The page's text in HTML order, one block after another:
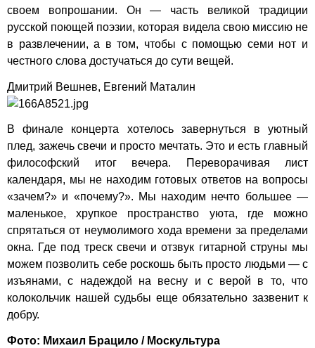
своем вопрошании. Он — часть великой традиции
русской поющей поэзии, которая видела свою миссию не
в развлечении, а в том, чтобы с помощью семи нот и
честного слова достучаться до сути вещей.
Дмитрий Вешнев, Евгений Маталин
В финале концерта хотелось завернуться в уютный
плед, зажечь свечи и просто мечтать. Это и есть главный
философский итог вечера. Переворачивая лист
календаря, мы не находим готовых ответов на вопросы
«зачем?» и «почему?». Мы находим нечто большее —
маленькое, хрупкое пространство уюта, где можно
спрятаться от неумолимого хода времени за пределами
окна. Где под треск свечи и отзвук гитарной струны мы
можем позволить себе роскошь быть просто людьми — с
изъянами, с надеждой на весну и с верой в то, что
колокольчик нашей судьбы еще обязательно зазвенит к
добру.
Фото: Михаил Брацило / Москультура